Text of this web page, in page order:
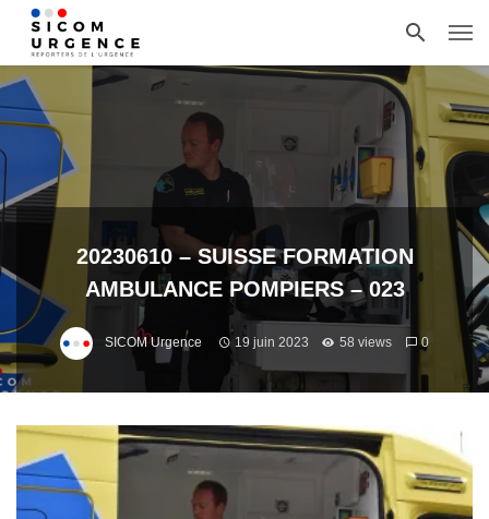
20230610 – SUISSE FORMATION
AMBULANCE POMPIERS – 023
SICOM Urgence 19 juin 2023 58 views 0